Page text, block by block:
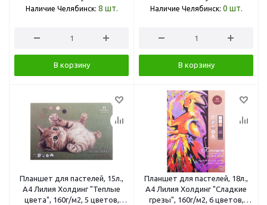
Наличие Челябинск: 8 шт.
В корзину
Наличие Челябинск: 0 шт.
В корзину
Планшет для пастелей, 15л.,
А4 Лилия Холдинг "Теплые
цвета", 160г/м2, 5 цветов,
Планшет для пастелей, 18л.,
А4 Лилия Холдинг "Сладкие
грезы", 160г/м2, 6 цветов,